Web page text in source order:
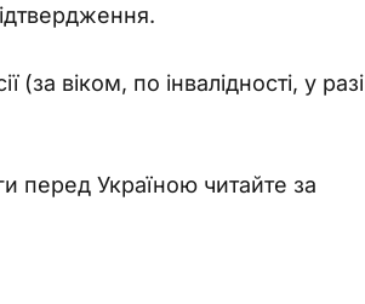
віком, по інвалідності, у разі
перед Україною читайте за